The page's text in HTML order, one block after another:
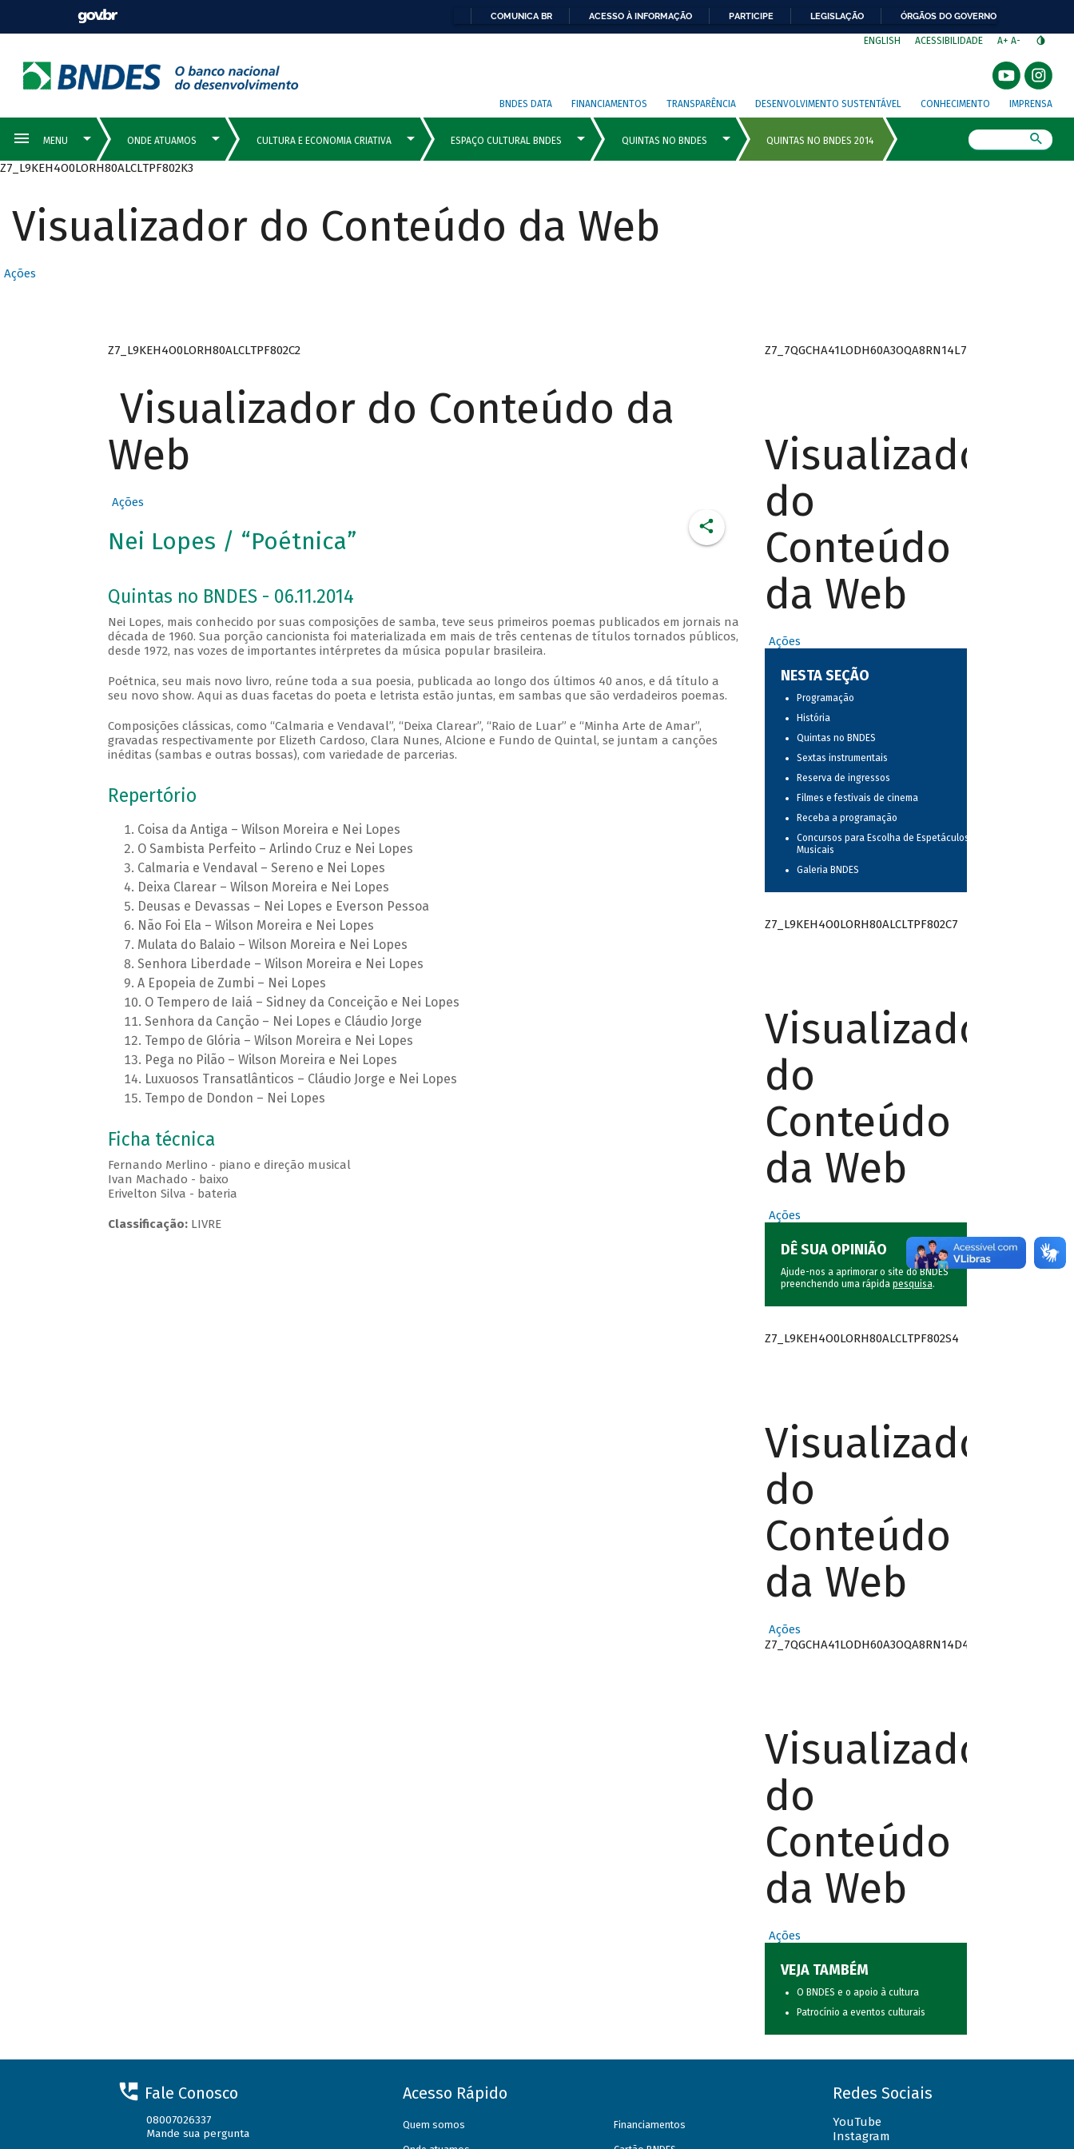
COMUNICA BR ACESSO À INFORMAÇÃO PARTICIPE LEGISLAÇÃO ÓRGÃOS DO GOVERNO
ENGLISH ACESSIBILIDADE A+ A-
BNDES DATA FINANCIAMENTOS TRANSPARÊNCIA DESENVOLVIMENTO SUSTENTÁVEL CONHECIMENTO IMPRENSA
Z7_L9KEH4O0LORH80ALCLTPF802K3
Visualizador do Conteúdo da Web
Ações
Z7_L9KEH4O0LORH80ALCLTPF802C2
Visualizador do Conteúdo da
Web
Ações
Nei Lopes / “Poétnica”
Quintas no BNDES - 06.11.2014
Nei Lopes, mais conhecido por suas composições de samba, teve seus primeiros poemas publicados em jornais na
década de 1960. Sua porção cancionista foi materializada em mais de três centenas de títulos tornados públicos,
desde 1972, nas vozes de importantes intérpretes da música popular brasileira.
Poétnica, seu mais novo livro, reúne toda a sua poesia, publicada ao longo dos últimos 40 anos, e dá título a
seu novo show. Aqui as duas facetas do poeta e letrista estão juntas, em sambas que são verdadeiros poemas.
Composições clássicas, como “Calmaria e Vendaval”, “Deixa Clarear”, “Raio de Luar” e “Minha Arte de Amar”,
gravadas respectivamente por Elizeth Cardoso, Clara Nunes, Alcione e Fundo de Quintal, se juntam a canções
inéditas (sambas e outras bossas), com variedade de parcerias.
Repertório
Coisa da Antiga – Wilson Moreira e Nei Lopes
O Sambista Perfeito – Arlindo Cruz e Nei Lopes
Calmaria e Vendaval – Sereno e Nei Lopes
Deixa Clarear – Wilson Moreira e Nei Lopes
Deusas e Devassas – Nei Lopes e Everson Pessoa
Não Foi Ela – Wilson Moreira e Nei Lopes
Mulata do Balaio – Wilson Moreira e Nei Lopes
Senhora Liberdade – Wilson Moreira e Nei Lopes
A Epopeia de Zumbi – Nei Lopes
O Tempero de Iaiá – Sidney da Conceição e Nei Lopes
Senhora da Canção – Nei Lopes e Cláudio Jorge
Tempo de Glória – Wilson Moreira e Nei Lopes
Pega no Pilão – Wilson Moreira e Nei Lopes
Luxuosos Transatlânticos – Cláudio Jorge e Nei Lopes
Tempo de Dondon – Nei Lopes
Ficha técnica
Fernando Merlino - piano e direção musical
Ivan Machado - baixo
Erivelton Silva - bateria
Classificação:LIVRE
Z7_7QGCHA41LODH60A3OQA8RN14L7
Visualizador
do
Conteúdo
da Web
Ações
NESTA SEÇÃO
Programação
História
Quintas no BNDES
Sextas instrumentais
Reserva de ingressos
Filmes e festivais de cinema
Receba a programação
Concursos para Escolha de Espetáculos
Musicais
Galeria BNDES
Z7_L9KEH4O0LORH80ALCLTPF802C7
Visualizador
do
Conteúdo
da Web
Ações
DÊ SUA OPINIÃO
Ajude-nos a aprimorar o site do BNDES
preenchendo uma rápida pesquisa.
Z7_L9KEH4O0LORH80ALCLTPF802S4
Visualizador
do
Conteúdo
da Web
Ações
Z7_7QGCHA41LODH60A3OQA8RN14D4
Visualizador
do
Conteúdo
da Web
Ações
VEJA TAMBÉM
O BNDES e o apoio à cultura
Patrocínio a eventos culturais
Fale Conosco
08007026337
Mande sua pergunta
Acesso Rápido
Quem somos Financiamentos
Redes Sociais
YouTube
Instagram